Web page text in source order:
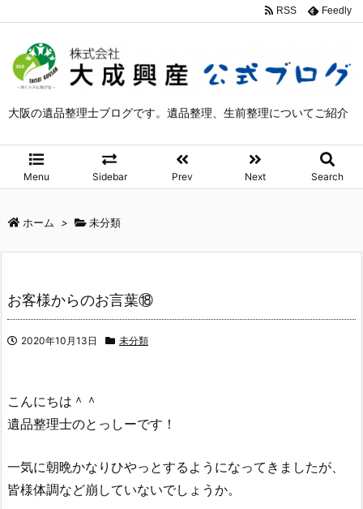
大阪の遺品整理士ブログです。遺品整理、生前整理についてご紹介
Menu Sidebar Prev Next Search
RSS Feedly
ホーム > 未分類
お客様からのお言葉⑱
2020年10月13日 未分類
こんにちは＾＾
遺品整理士のとっしーです！
一気に朝晩かなりひやっとするようになってきましたが、
皆様体調など崩していないでしょうか。